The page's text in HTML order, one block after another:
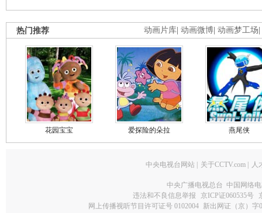
动画片库 动画微博 动画梦工场
热门推荐
花园宝宝 爱探险的朵拉 燕尾侠
中央电视台网站 关于CCTV.com 人
中央广播电视总台 中国网络
违法和不良信息举报
京ICP证060535号
网上传播视听节目许可证号 0102004 新出网证（京）